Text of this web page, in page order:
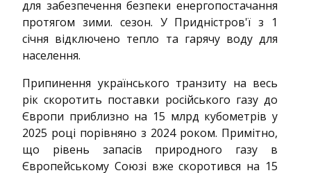
для забезпечення безпеки енергопостачання
протягом зими. сезон. У Придністров'ї з 1
січня відключено тепло та гарячу воду для
населення.
Припинення українського транзиту на весь
рік скоротить поставки російського газу до
Європи приблизно на 15 млрд кубометрів у
2025 році порівняно з 2024 роком. Примітно,
що рівень запасів природного газу в
Європейському Союзі вже скоротився на 15